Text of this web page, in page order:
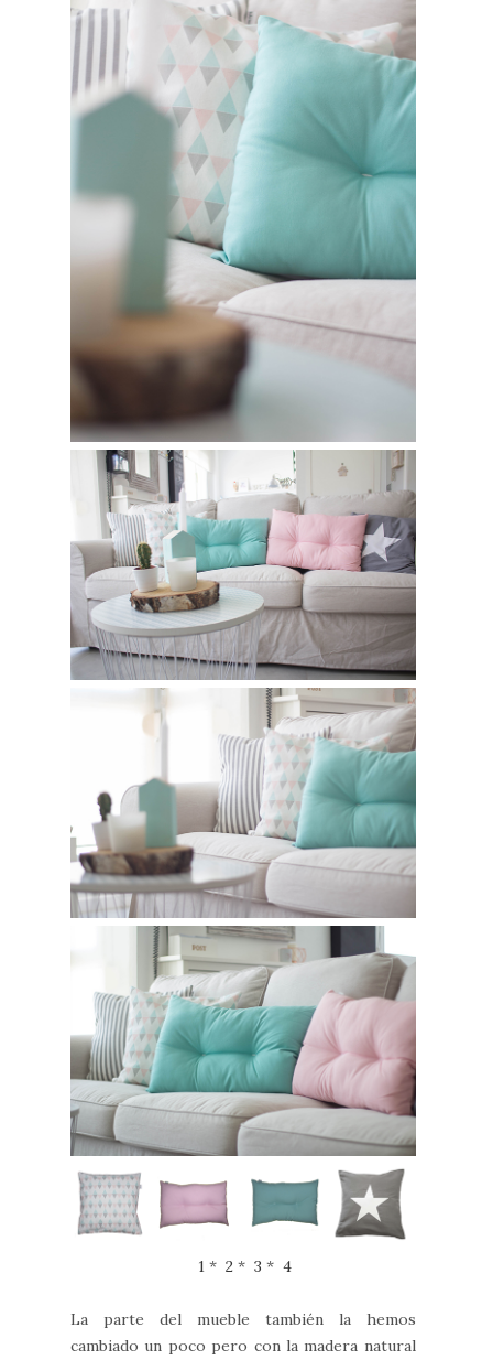
1 *2 *3 *4
La parte del mueble también la hemos
cambiado un poco pero con la madera natural